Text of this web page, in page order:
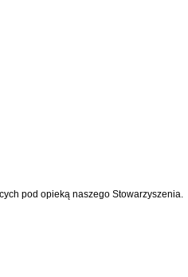
pod opieką naszego Stowarzyszenia.